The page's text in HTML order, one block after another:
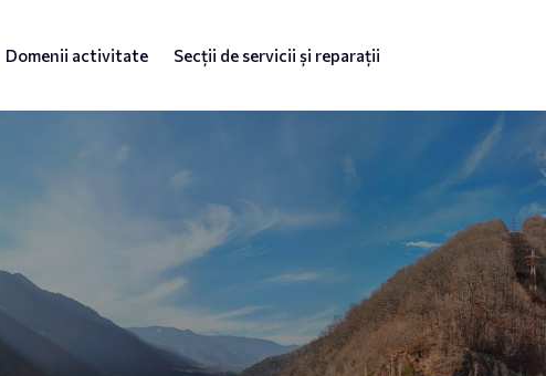
Domenii activitate Secții de servicii și reparații